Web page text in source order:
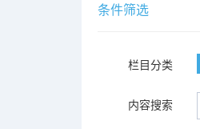
条件筛选
栏目分类
内容搜索